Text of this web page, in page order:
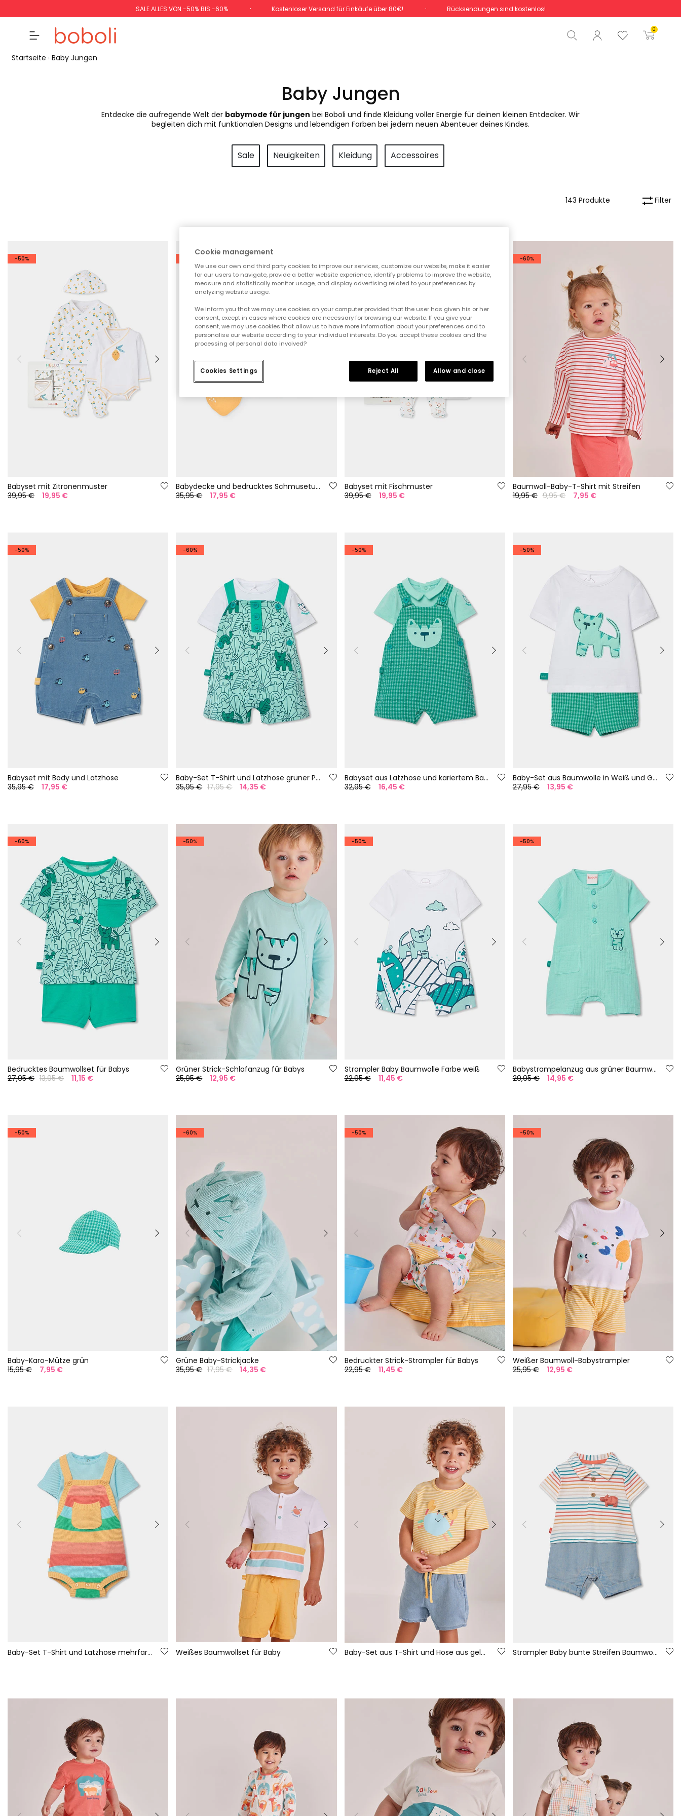
SALE ALLES VON -50% BIS -60% Kostenloser Versand für Einkäufe über 80€! Rücksendungen sind kostenlos!
0
Gesamtbetrag 0,00 €
Start der Bestellung
Startseite Baby Jungen
Baby Jungen
Entdecke die aufregende Welt der babymode für jungen bei Boboli und finde Kleidung voller Energie für deinen kleinen Entdecker. Wir
begleiten dich mit funktionalen Designs und lebendigen Farben bei jedem neuen Abenteuer deines Kindes.
Sale Neuigkeiten Kleidung Accessoires
Filter
143 Produkte
-50%
Babyset mit Zitronenmuster
39,95 €
19,95 €
Babydecke und bedrucktes Schmusetuch
35,95 €
17,95 €
Babyset mit Fischmuster
39,95 €
19,95 €
-60%
Baumwoll-Baby-T-Shirt mit Streifen
19,95 € 9,95 € 7,95 €
-50%
Babyset mit Body und Latzhose
35,95 €
17,95 €
-60%
Baby-Set T-Shirt und Latzhose grüner Print
35,95 € 17,95 € 14,35 €
-50%
Babyset aus Latzhose und kariertem Baumwollshirt.
32,95 €
16,45 €
-50%
Baby-Set aus Baumwolle in Weiß und Grün
27,95 €
13,95 €
-60%
Bedrucktes Baumwollset für Babys
27,95 € 13,95 € 11,15 €
-50%
Grüner Strick-Schlafanzug für Babys
25,95 €
12,95 €
-50%
Strampler Baby Baumwolle Farbe weiß
22,95 €
11,45 €
-50%
Babystrampelanzug aus grüner Baumwolle
29,95 €
14,95 €
-50%
Baby-Karo-Mütze grün
15,95 €
7,95 €
-60%
Grüne Baby-Strickjacke
35,95 € 17,95 € 14,35 €
-50%
Bedruckter Strick-Strampler für Babys
22,95 €
11,45 €
-50%
Weißer Baumwoll-Babystrampler
25,95 €
12,95 €
Baby-Set T-Shirt und Latzhose mehrfarbige Streifen Weißes Baumwollset für Baby Baby-Set aus T-Shirt und Hose aus gelber und blauer Baumwolle. Strampler Baby bunte Streifen Baumwolle
Cookie management
We use our own and third party cookies to improve our services, customize our website, make it easier
for our users to navigate, provide a better website experience, identify problems to improve the website,
measure and statistically monitor usage, and display advertising related to your preferences by
analyzing website usage.
We inform you that we may use cookies on your computer provided that the user has given his or her
consent, except in cases where cookies are necessary for browsing our website. If you give your
consent, we may use cookies that allow us to have more information about your preferences and to
personalise our website according to your individual interests. Do you accept these cookies and the
processing of personal data involved?
Cookies Settings Reject All Allow and close